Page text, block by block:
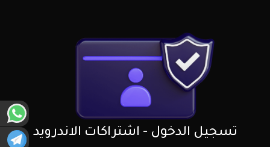
تسجيل الدخول - اشتراكات الاندرويد